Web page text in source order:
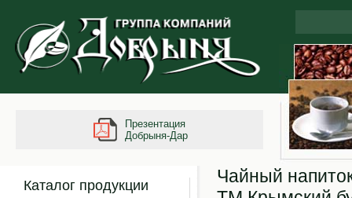
Презентация
Добрыня-Дар
Каталог продукции
Чайный